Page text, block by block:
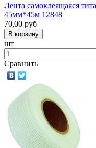
Лента самоклеящаяся
45мм*45м 12848
70,00 руб
шт
Сравнить